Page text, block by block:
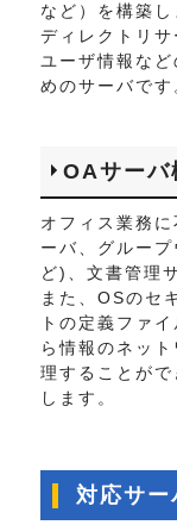
など）を構築し
ディレクトリ
ユーザ情報な
めのサーバです
OAサーバ
オフィス業務
ーバ、グルー
ど)、文書管理
また、OSのセ
トの定義ファ
ら情報のネッ
理することが
します。
対応サー